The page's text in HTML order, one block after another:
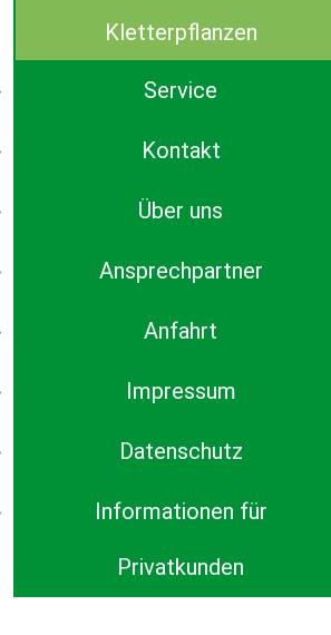
Kletterpflanzen
Service
Kontakt
Über uns
Ansprechpartner
Anfahrt
Impressum
Datenschutz
Informationen für
Privatkunden